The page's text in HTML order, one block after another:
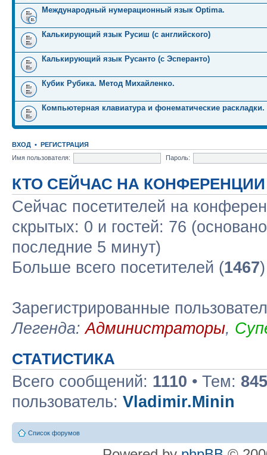
Международный нумерационный язык Optima.
Калькирующий язык Русиш (с английского)
Калькирующий язык Русанто (с Эсперанто)
Кубик Рубика. Метод Михайленко.
Компьютерная клавиатура и фонематические раскладки.
ВХОД • РЕГИСТРАЦИЯ
Имя пользователя:
Пароль:
КТО СЕЙЧАС НА КОНФЕРЕНЦИИ
Сейчас посетителей на
скрытых: 0 и гостей: 76
последние 5 минут)
Больше всего посетителей (1467
Зарегистрированные
Легенда:Администраторы,
СТАТИСТИКА
Всего сообщений: 1110 • Тем: 845
пользователь: Vladimir.Minin
Список форумов